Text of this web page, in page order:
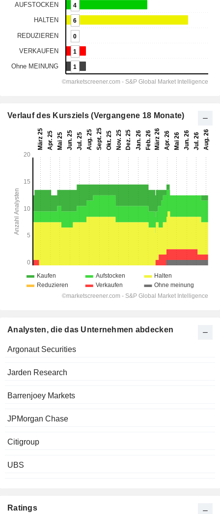
Verlauf des Kursziels (Vergangene 18 Monate)
Analysten, die das Unternehmen abdecken
Argonaut Securities
Jarden Research
Barrenjoey Markets
JPMorgan Chase
Citigroup
UBS
Ratings